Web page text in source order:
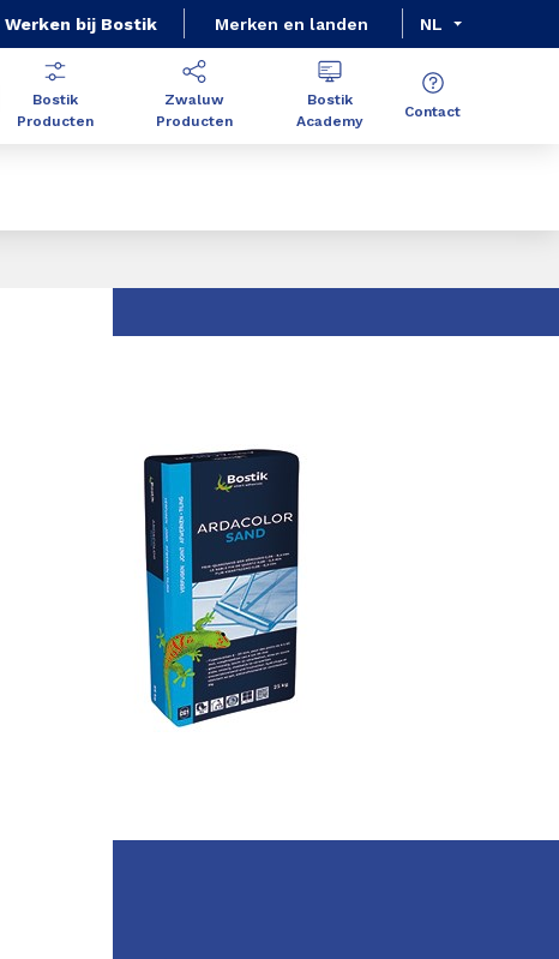
Werken bij Bostik Merken en landen NL
Bostik
Producten
Zwaluw
Producten
Bostik
Academy
Contact